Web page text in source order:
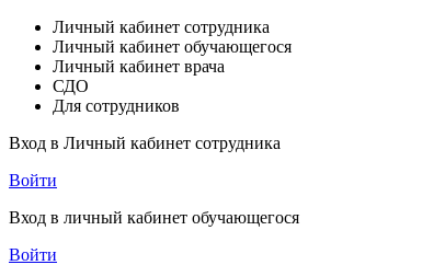
Личный кабинет сотрудника
Личный кабинет обучающегося
Личный кабинет врача
СДО
Для сотрудников
Вход в Личный кабинет сотрудника
Войти
Вход в личный кабинет обучающегося
Войти